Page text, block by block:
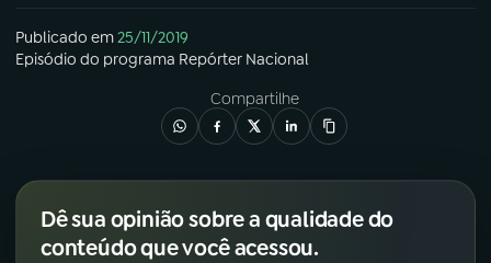
Publicado em25/11/2019
Episódio do programa Repórter Nacional
Compartilhe
Dê sua opinião sobre a qualidade do
conteúdo que você acessou.